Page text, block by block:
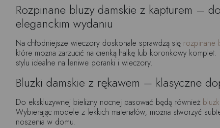
Rozpinane bluzy damskie z kapturem –
eleganckim wydaniu
Na chłodniejsze wieczory doskonale sprawdzą się rozpinane
które można zarzucić na cienką halkę lub koronkowy
stylu idealne na leniwe poranki i wieczory.
Bluzki damskie z rękawem – klasyczne
Do ekskluzywnej bielizny nocnej pasować będą również
Wybierając modele z lekkich materiałów, można stworzyć
noszenia w domu.